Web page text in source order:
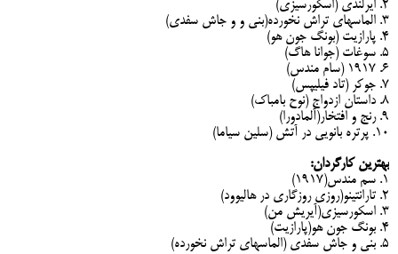
2. ایرلندی (اسکورسیزی)
3. الماسهای تراش نخورده(بنی و و جاش سفدی)
4. پارازیت (بونگ جون هو)
5. سوغات (جوانا هاگ)
6. 1917 (سام مندس)
7. جوکر (تاد فیلیپس)
8. داستان ازدواج (نوح بامباک)
9. رنج و افتخار(آلمادورا)
10. پرتره بانویی در آتش (سلین سیاما)
بهترین کارگردان:
1. سم مندس(1917)
2. تارانتینو(روزی روزگاری در هالیوود)
3. اسکورسیزی(آیریش من)
4. بونگ جون هو(پارازیت)
5. بنی و جاش سفدی (الماسهای تراش نخورده)